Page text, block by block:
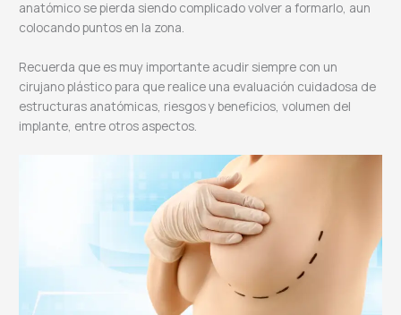
anatómico se pierda siendo complicado volver a formarlo, aun
colocando puntos en la zona.
Recuerda que es muy importante acudir siempre con un
cirujano plástico para que realice una evaluación cuidadosa de
estructuras anatómicas, riesgos y beneficios, volumen del
implante, entre otros aspectos.